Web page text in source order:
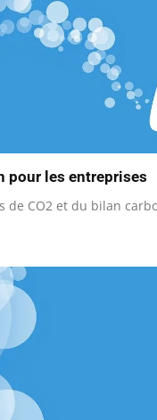
pour les entreprises
de CO2 et du bilan